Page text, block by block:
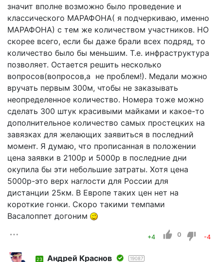
значит вполне возможно было проведение и
классического МАРАФОНА( я подчеркиваю, именно
МАРАФОНА) с тем же количеством участников. НО
скорее всего, если бы даже брали всех подряд, то
количество было бы меньшим. Т.е. инфраструктура
позволяет. Остается решить несколько
вопросов(вопросов,а не проблем!). Медали можно
вручать первым 300м, чтобы не заказывать
неопределенное количество. Номера тоже можно
сделать 300 штук красивыми майками и какое-то
дополнительное количество самых простецких на
завязках для желающих заявиться в последний
момент. Я думаю, что прописанная в положении
цена заявки в 2100р и 5000р в последние дни
окупила бы эти небольшие затраты. Хотя цена
5000р-это верх наглости для России для
дистанции 25км. В Европе таких цен нет на
короткие гонки. Скоро такими темпами
Васалоппет догоним
+4 0 -4
23 Андрей Краснов 19087